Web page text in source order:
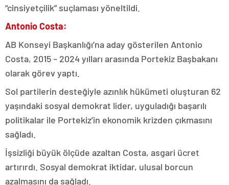
“cinsiyetçilik” suçlaması yöneltildi.
Antonio Costa:
AB Konseyi Başkanlığı’na aday gösterilen Antonio
Costa, 2015 – 2024 yılları arasında Portekiz Başbakanı
olarak görev yaptı.
Sol partilerin desteğiyle azınlık hükümeti oluşturan 62
yaşındaki sosyal demokrat lider, uyguladığı başarılı
politikalar ile Portekiz’in ekonomik krizden çıkmasını
sağladı.
İşsizliği büyük ölçüde azaltan Costa, asgari ücret
artırırdı. Sosyal demokrat iktidar, ulusal borcun
azalmasını da sağladı.